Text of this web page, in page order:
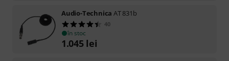
Audio-Technica AT 831b
40
în stoc
1.045 lei